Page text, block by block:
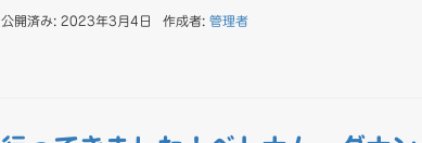
公開済み: 2023年3月4日 作成者: 管理者